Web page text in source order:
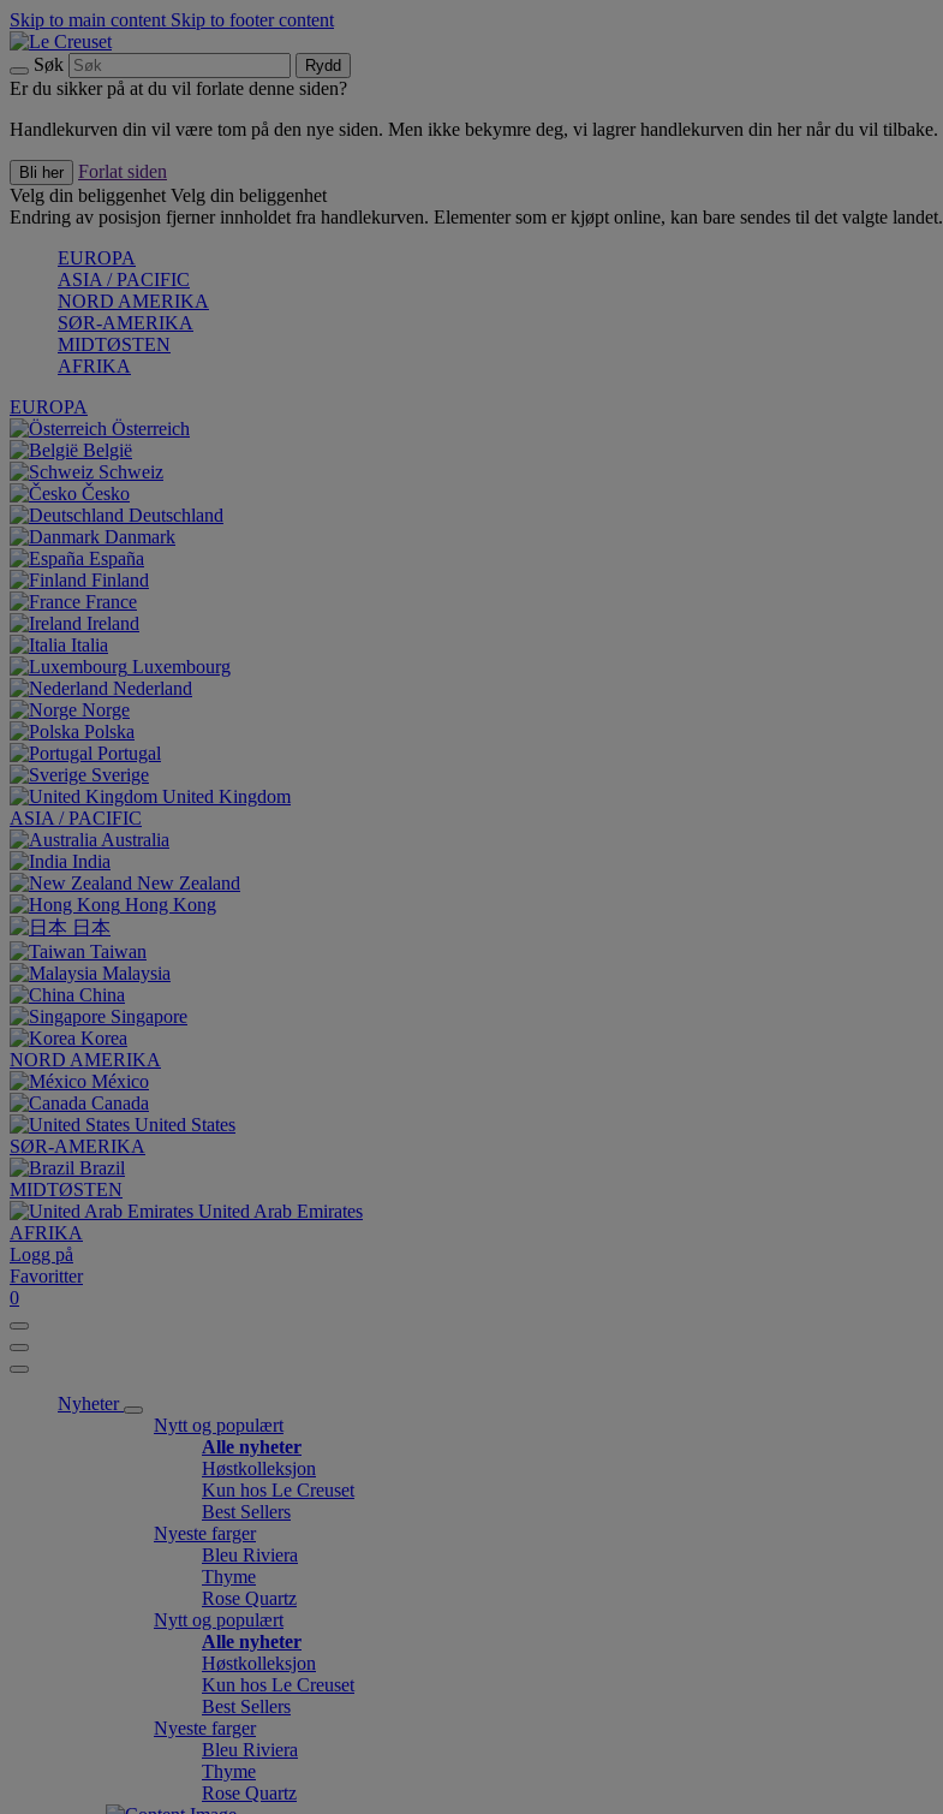
Skip to main content Skip to footer content
Søk Rydd
Er du sikker på at du vil forlate denne siden?
Handlekurven din vil være tom på den nye siden. Men ikke bekymre deg, vi lagrer handlekurven din her når du vil tilbake.
Bli her
Forlat siden
Velg din beliggenhet Velg din beliggenhet
Endring av posisjon fjerner innholdet fra handlekurven. Elementer som er kjøpt online, kan bare sendes til det valgte landet.
EUROPA
ASIA / PACIFIC
NORD AMERIKA
SØR-AMERIKA
MIDTØSTEN
AFRIKA
EUROPA
Österreich
België
Schweiz
Česko
Deutschland
Danmark
España
Finland
France
Ireland
Italia
Luxembourg
Nederland
Norge
Polska
Portugal
Sverige
United Kingdom
ASIA / PACIFIC
Australia
India
New Zealand
Hong Kong
日本
Taiwan
Malaysia
China
Singapore
Korea
NORD AMERIKA
México
Canada
United States
SØR-AMERIKA
Brazil
MIDTØSTEN
United Arab Emirates
AFRIKA
Logg på
Favoritter
0
Nyheter
Nytt og populært
Alle nyheter
Høstkolleksjon
Kun hos Le Creuset
Best Sellers
Nyeste farger
Bleu Riviera
Thyme
Rose Quartz
Nytt og populært
Alle nyheter
Høstkolleksjon
Kun hos Le Creuset
Best Sellers
Nyeste farger
Bleu Riviera
Thyme
Rose Quartz